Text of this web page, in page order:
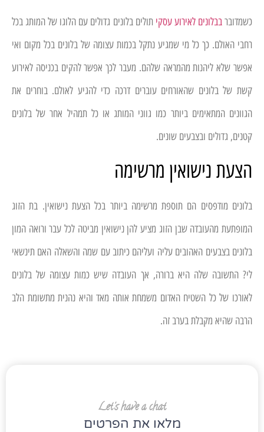
Let's have a chat
מלאו את הפרטים
כשמדוברבבלונים לאירוע עסקי תולים בלונים גדולים עם הלוגו של המותג בכל
רחבי האולם. כך כל מי שמגיע נתקל בכמות עצומה של בלונים בכל מקום ואי
אפשר שלא ליהנות מהמראה שלהם. מעבר לכך אפשר להקים בכניסה לאירוע
קשת של בלונים שהאורחים עוברים דרכה כדי להגיע לאולם. בוחרים את
הגוונים המתאימים ביותר כמו גווני המותג או כל תמהיל אחר של בלונים
קטנים, גדולים ובצבעים שונים.
הצעת נישואין מרשימה
בלונים מודפסים הם תוספת מרשימה ביותר בכל הצעת נישואין. בת הזוג
המופתעת מהעובדה שבן הזוג מציע להן נישואין מביטה לכל עבר ורואה המון
בלונים בצבעים האהובים עליה ועליהם כיתוב עם שמה והשאלה האם תינשאי
לי? התשובה שלה היא ברורה, אך העובדה שיש כמות עצומה של בלונים
לאורכו של כל השטיח האדום משמחת אותה מאד והיא נהנית מתשומת הלב
הרבה שהיא מקבלת בערב זה.